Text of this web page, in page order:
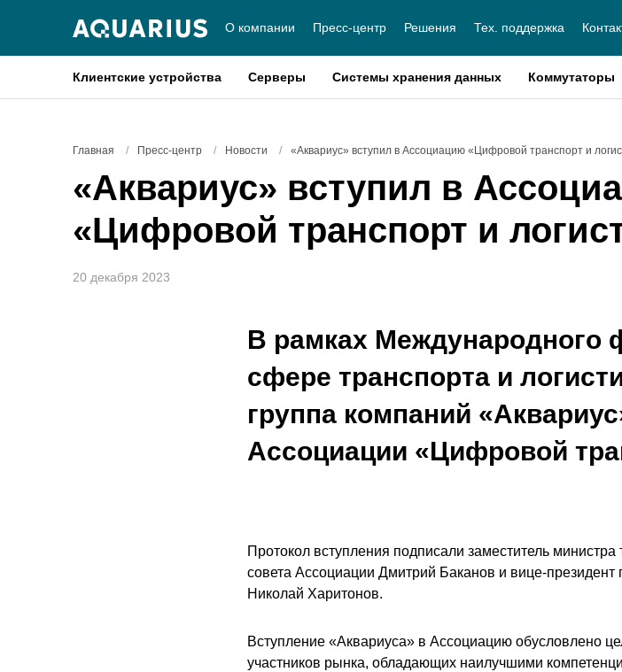
О компании Пресс-центр Решения Тех. поддержка
Клиентские устройства Серверы Системы хранения данных Коммутаторы
Главная / Пресс-центр / Новости / «Аквариус» вступил в Ассоциацию «Цифровой транспорт и
«Аквариус» вступил в
«Цифровой транспорт и
20 декабря 2023
В рамках Международного
сфере транспорта и
группа компаний
Ассоциации «Цифровой
Протокол вступления подписали заместитель
совета Ассоциации Дмитрий Баканов и вице-президент
Николай Харитонов.
Вступление «Аквариуса» в Ассоциацию обусловлено
участников рынка, обладающих наилучшими